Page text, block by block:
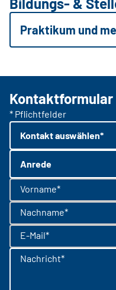
Praktikum und
Kontaktformular
* Pflichtfelder
Kontakt auswählen*
Anrede
Vorname*
Nachname*
E-Mail*
Nachricht*